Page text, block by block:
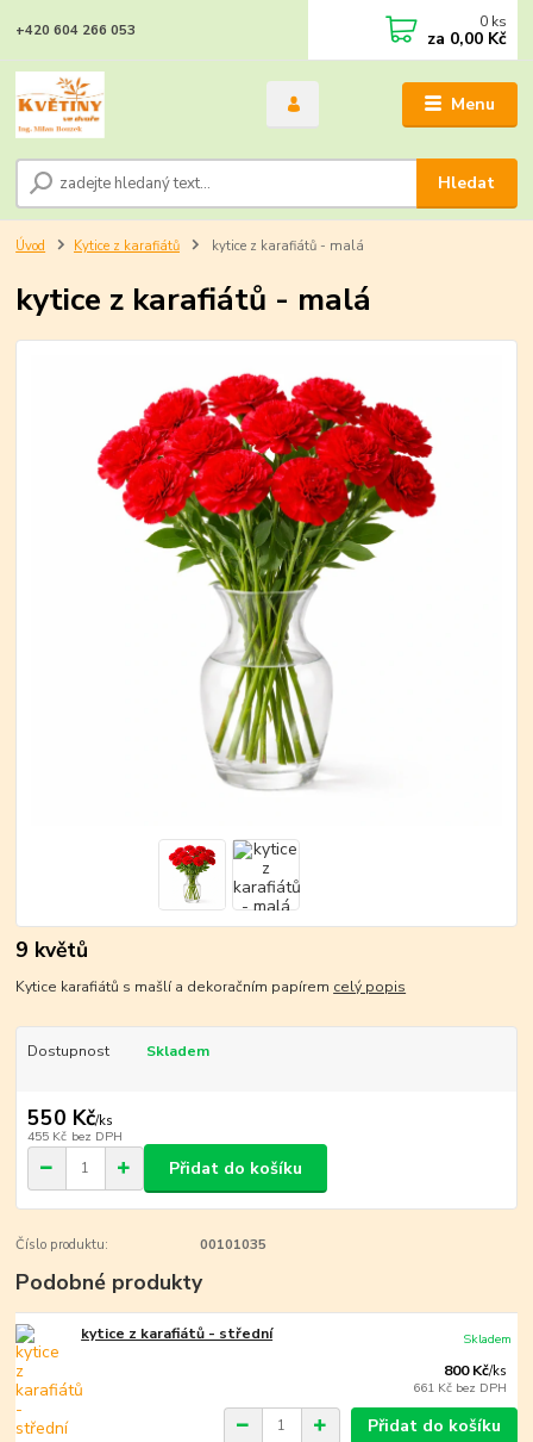
Menu
Hledat
+420 604 266 053 0 ks
za 0,00 Kč
Úvod Kytice z karafiátů kytice z karafiátů - malá
kytice z karafiátů - malá
9 květů
Kytice karafiátů s mašlí a dekoračním papírem celý popis
Dostupnost Skladem
550 Kč/ks
455 Kč bez DPH
Přidat do košíku
Číslo produktu: 00101035
Podobné produkty
kytice z karafiátů - střední
800 Kč/ks
661 Kč bez DPH
Skladem
Přidat do košíku